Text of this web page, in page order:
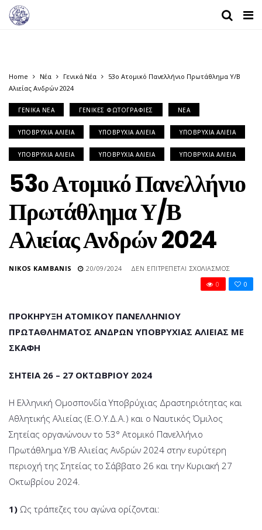
Home Νέα Γενικά Νέα
53ο Ατομικό Πανελλήνιο Πρωτάθλημα Υ/Β
Αλιείας Ανδρών 2024
ΓΕΝΙΚΆ ΝΈΑ ΓΕΝΙΚΈΣ ΦΩΤΟΓΡΑΦΊΕΣ ΝΈΑ
ΥΠΟΒΡΎΧΙΑ ΑΛΙΕΊΑ ΥΠΟΒΡΎΧΙΑ ΑΛΙΕΊΑ ΥΠΟΒΡΎΧΙΑ ΑΛΙΕΊΑ
ΥΠΟΒΡΎΧΙΑ ΑΛΙΕΊΑ ΥΠΟΒΡΎΧΙΑ ΑΛΙΕΊΑ ΥΠΟΒΡΎΧΙΑ ΑΛΙΕΊΑ
53ο Ατομικό Πανελλήνιο
Πρωτάθλημα Υ/Β
Αλιείας Ανδρών 2024
NIKOS KAMBANIS 20/09/2024 ΔΕΝ ΕΠΙΤΡΈΠΕΤΑΙ ΣΧΟΛΙΑΣΜΌΣ
53Ο
ΑΤΟΜΙΚΌ
Β
0
0
ΠΡΟΚΗΡΥΞΗ ΑΤΟΜΙΚΟΥ ΠΑΝΕΛΛΗΝΙΟΥ
ΠΡΩΤΑΘΛΗΜΑΤΟΣ ΑΝΔΡΩΝ ΥΠΟΒΡΥΧΙΑΣ ΑΛΙΕΙΑΣ ΜΕ
ΣΚΑΦΗ
ΣΗΤΕΙΑ 26 – 27 ΟΚΤΩΒΡΙΟΥ 2024
Η Ελληνική Ομοσπονδία Υποβρύχιας Δραστηριότητας και
Αθλητικής Αλιείας (Ε.Ο.Υ.Δ.Α.) και ο Ναυτικός Όμιλος
Σητείας οργανώνουν το 53° Ατομικό Πανελλήνιο
Πρωτάθλημα Υ/Β Αλιείας Ανδρών 2024 στην ευρύτερη
περιοχή της Σητείας το Σάββατο 26 και την Κυριακή 27
Οκτωβρίου 2024.
1) Ως τράπεζες του αγώνα ορίζονται: